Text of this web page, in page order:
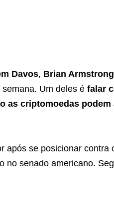
Davos, Brian Armstrong
Um deles é falar
as criptomoedas podem
após se posicionar contra
no senado americano.